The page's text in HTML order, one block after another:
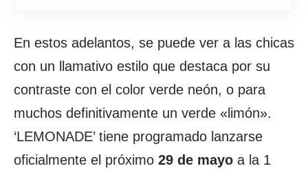
En estos adelantos, se puede ver a las chicas
con un llamativo estilo que destaca por su
contraste con el color verde neón, o para
muchos definitivamente un verde «limón».
‘LEMONADE’ tiene programado lanzarse
oficialmente el próximo 29 de mayo a la 1